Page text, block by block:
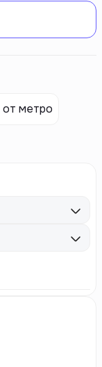
метро